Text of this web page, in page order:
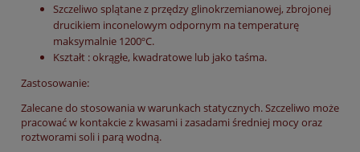
Szczeliwo splątane z przędzy glinokrzemianowej, zbrojonej
drucikiem inconelowym odpornym na temperaturę
maksymalnie 1200ºC.
Kształt : okrągłe, kwadratowe lub jako taśma.
Zastosowanie:
Zalecane do stosowania w warunkach statycznych. Szczeliwo może
pracować w kontakcie z kwasami i zasadami średniej mocy oraz
roztworami soli i parą wodną.